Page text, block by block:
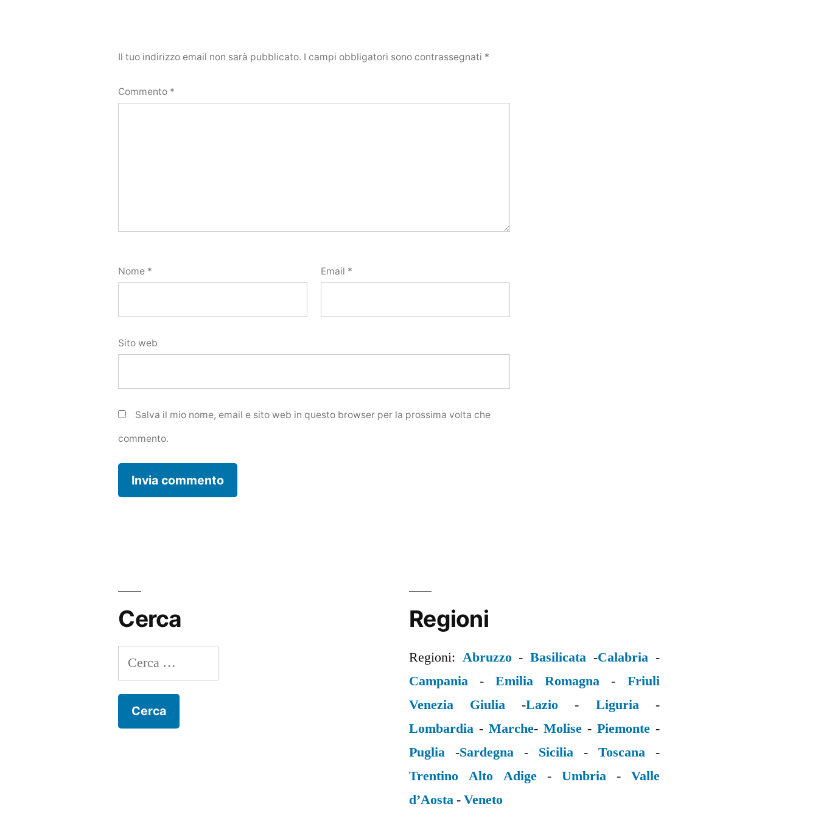
Il tuo indirizzo email non sarà pubblicato. I campi obbligatori sono contrassegnati *
Commento *
Nome * Email *
Sito web
Salva il mio nome, email e sito web in questo browser per la prossima volta che
commento.
Cerca
Ricerca
per:
Regioni
Regioni: Abruzzo-Basilicata -Calabria-
Campania -Emilia Romagna - Friuli
Venezia Giulia -Lazio - Liguria-
Lombardia - Marche- Molise- Piemonte-
Puglia -Sardegna- Sicilia- Toscana-
Trentino Alto Adige- Umbria- Valle
d’Aosta-Veneto